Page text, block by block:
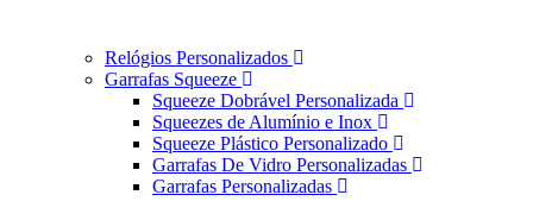
Relógios Personalizados
Garrafas Squeeze
Squeeze Dobrável Personalizada
Squeezes de Alumínio e Inox
Squeeze Plástico Personalizado
Garrafas De Vidro Personalizadas
Garrafas Personalizadas